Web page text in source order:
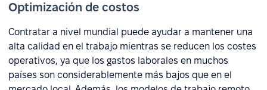
Optimización de costos
Contratar a nivel mundial puede ayudar a mantener una
alta calidad en el trabajo mientras se reducen los costes
operativos, ya que los gastos laborales en muchos
países son considerablemente más bajos que en el